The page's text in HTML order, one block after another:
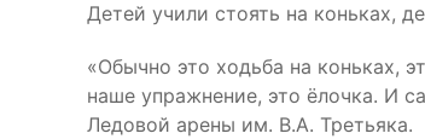
Детей учили стоять на коньках,
«Обычно это ходьба на коньках,
наше упражнение, это ёлочка. И
Ледовой арены им. В.А. Третьяка.